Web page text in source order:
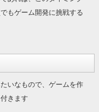
もゲーム開発に挑戦する
いなもので、ゲームを作
きます